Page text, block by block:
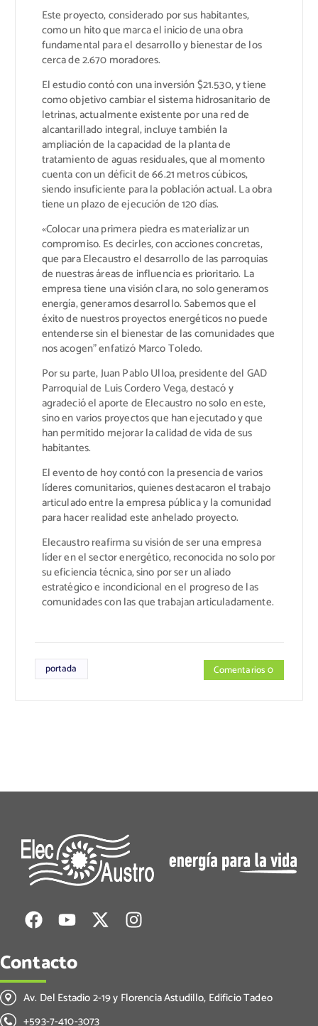
Este proyecto, considerado por sus habitantes,
como un hito que marca el inicio de una obra
fundamental para el desarrollo y bienestar de los
cerca de 2.670 moradores.
El estudio contó con una inversión $21.530, y tiene
como objetivo cambiar el sistema hidrosanitario de
letrinas, actualmente existente por una red de
alcantarillado integral, incluye también la
ampliación de la capacidad de la planta de
tratamiento de aguas residuales, que al momento
cuenta con un déficit de 66.21 metros cúbicos,
siendo insuficiente para la población actual. La obra
tiene un plazo de ejecución de 120 días.
«Colocar una primera piedra es materializar un
compromiso. Es decirles, con acciones concretas,
que para Elecaustro el desarrollo de las parroquias
de nuestras áreas de influencia es prioritario. La
empresa tiene una visión clara, no solo generamos
energía, generamos desarrollo. Sabemos que el
éxito de nuestros proyectos energéticos no puede
entenderse sin el bienestar de las comunidades que
nos acogen” enfatizó Marco Toledo.
Por su parte, Juan Pablo Ulloa, presidente del GAD
Parroquial de Luis Cordero Vega, destacó y
agradeció el aporte de Elecaustro no solo en este,
sino en varios proyectos que han ejecutado y que
han permitido mejorar la calidad de vida de sus
habitantes.
El evento de hoy contó con la presencia de varios
líderes comunitarios, quienes destacaron el trabajo
articulado entre la empresa pública y la comunidad
para hacer realidad este anhelado proyecto.
Elecaustro reafirma su visión de ser una empresa
líder en el sector energético, reconocida no solo por
su eficiencia técnica, sino por ser un aliado
estratégico e incondicional en el progreso de las
comunidades con las que trabajan articuladamente.
portada Comentarios 0
Contacto
Av. Del Estadio 2-19 y Florencia Astudillo, Edificio Tadeo
+593-7-410-3073